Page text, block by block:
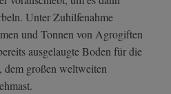
Unter Zuhilfenahme
und Tonnen von Agrogiften
ausgelaugte Boden für die
dem großen weltweiten